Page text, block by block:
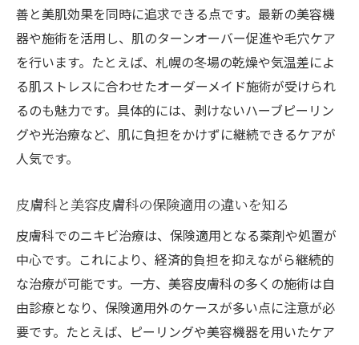
善と美肌効果を同時に追求できる点です。最新の美容機
器や施術を活用し、肌のターンオーバー促進や毛穴ケア
を行います。たとえば、札幌の冬場の乾燥や気温差によ
る肌ストレスに合わせたオーダーメイド施術が受けられ
るのも魅力です。具体的には、剥けないハーブピーリン
グや光治療など、肌に負担をかけずに継続できるケアが
人気です。
皮膚科と美容皮膚科の保険適用の違いを知る
皮膚科でのニキビ治療は、保険適用となる薬剤や処置が
中心です。これにより、経済的負担を抑えながら継続的
な治療が可能です。一方、美容皮膚科の多くの施術は自
由診療となり、保険適用外のケースが多い点に注意が必
要です。たとえば、ピーリングや美容機器を用いたケア